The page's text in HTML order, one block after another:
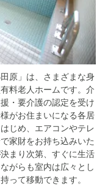
原」は、さまざまな身
料老人ホームです。介
・要介護の認定を受け
がお住まいになる各居
じめ、エアコンやテレ
家財をお持ち込みいた
まり次第、すぐに生活
がらも室内は広々とし
って移動できます。